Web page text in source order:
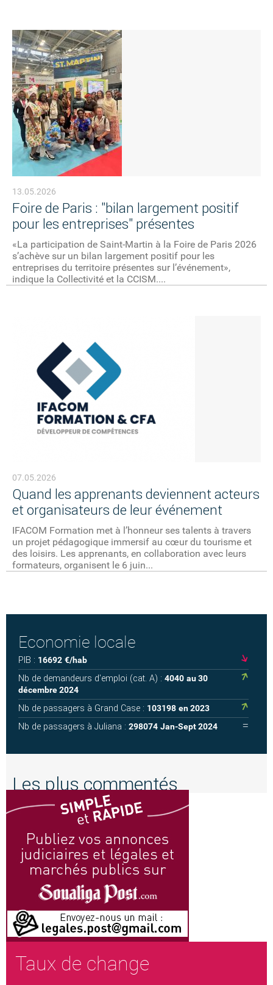
13.05.2026
Foire de Paris : "bilan largement positif
pour les entreprises" présentes
«La participation de Saint-Martin à la Foire de Paris 2026
s’achève sur un bilan largement positif pour les
entreprises du territoire présentes sur l’événement»,
indique la Collectivité et la CCISM....
07.05.2026
Quand les apprenants deviennent acteurs
et organisateurs de leur événement
IFACOM Formation met à l’honneur ses talents à travers
un projet pédagogique immersif au cœur du tourisme et
des loisirs. Les apprenants, en collaboration avec leurs
formateurs, organisent le 6 juin...
Economie locale
PIB : 16692 €/hab
Nb de demandeurs d'emploi (cat. A) : 4040 au 30
décembre 2024
Nb de passagers à Grand Case : 103198 en 2023
Nb de passagers à Juliana : 298074 Jan-Sept 2024
Les plus commentés
Taux de change